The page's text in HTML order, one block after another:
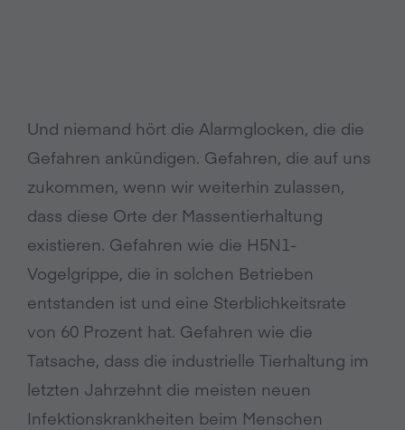
Und niemand hört die Alarmglocken, die die
Gefahren ankündigen. Gefahren, die auf uns
zukommen, wenn wir weiterhin zulassen,
dass diese Orte der Massentierhaltung
existieren. Gefahren wie die H5N1-
Vogelgrippe, die in solchen Betrieben
entstanden ist und eine Sterblichkeitsrate
von 60 Prozent hat. Gefahren wie die
Tatsache, dass die industrielle Tierhaltung im
letzten Jahrzehnt die meisten neuen
Infektionskrankheiten beim Menschen